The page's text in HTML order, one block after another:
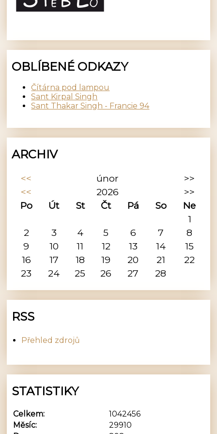
OBLÍBENÉ ODKAZY
Čítárna pod lampou
Sant Kirpal Singh
Sant Thakar Singh - Francie 94
ARCHIV
<< únor
>>
<<
2026
>>
Po
Út St Čt Pá So
Ne
1
2
3 4 5 6 7
8
9
10 11 12 13 14
15
16
17 18 19 20 21
22
23
24 25 26 27 28
RSS
Přehled zdrojů
STATISTIKY
Celkem:
1042456
Měsíc:
29910